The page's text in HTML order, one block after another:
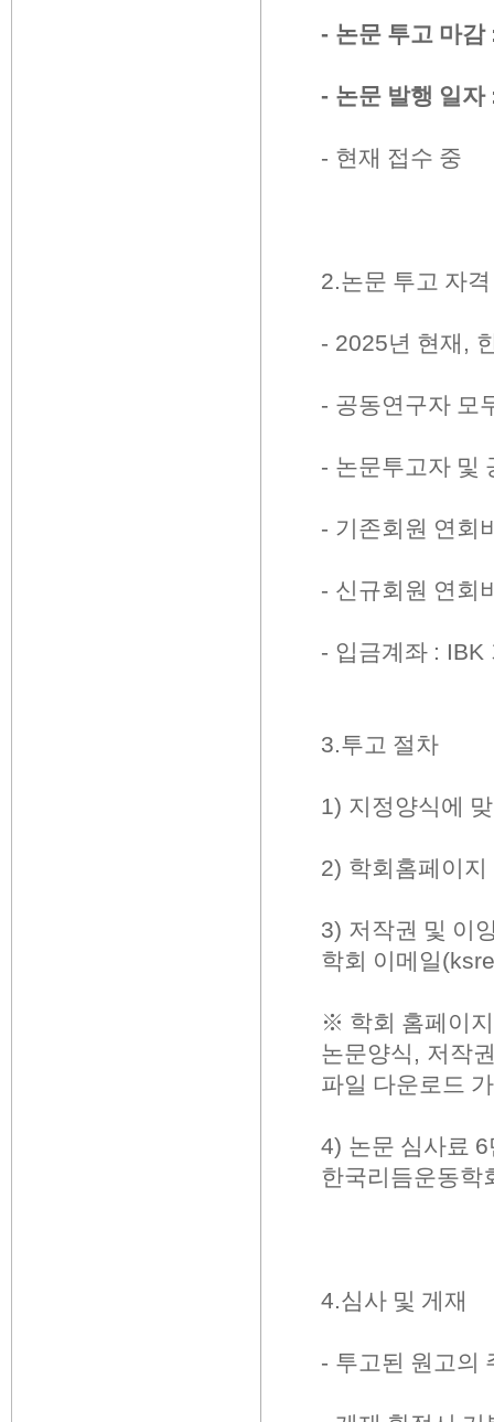
- 논문 투고 마감
- 논문 발행 일자
- 현재 접수 중
2.논문 투고 자격
- 2025년 현재 ,
- 공동연구자 모
- 논문투고자 및
- 기존회원 연회
- 신규회원 연회
- 입금계좌 : IBK
3.투고 절차
1) 지정양식에
2) 학회홈페이지
3) 저작권 및 이
학회 이메일
※ 학회 홈페이지
논문양식 , 저작
파일 다운로드
4) 논문 심사료 6
한국리듬운동학
4.심사 및 게재
- 투고된 원고의